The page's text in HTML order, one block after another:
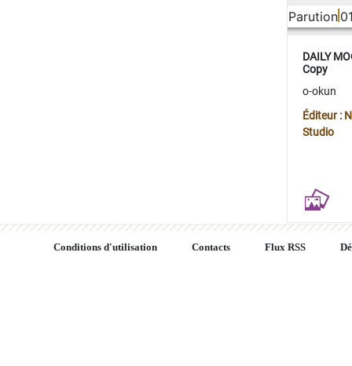
Parution
DAILY
Copy
o-okun
Éditeur :
Studio
Conditions d'utilisation Contacts Flux RSS